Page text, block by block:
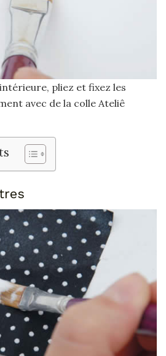
pliez et fixez les
avec de la colle Ateliê